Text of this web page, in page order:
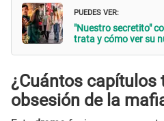
PUEDES VER:
"Nuestro secretito"
trata y cómo ver su
¿Cuántos capítulos
obsesión de la